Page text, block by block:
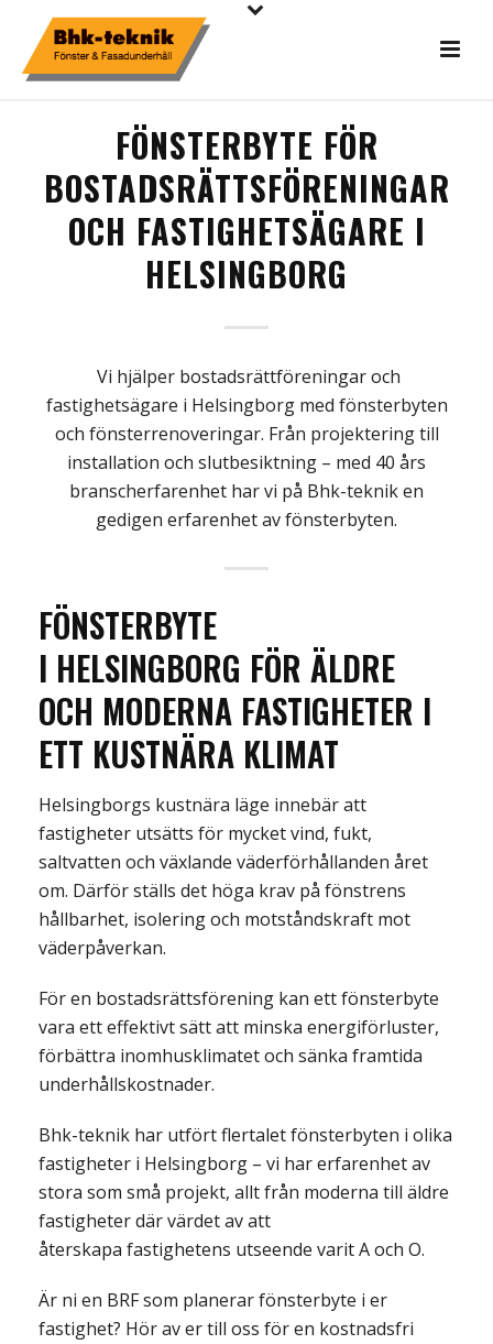
FÖNSTERBYTE FÖR
BOSTADSRÄTTSFÖRENINGAR
OCH FASTIGHETSÄGARE I
HELSINGBORG
Vi hjälper bostadsrättföreningar och
fastighetsägare i Helsingborg med fönsterbyten
och fönsterrenoveringar. Från projektering till
installation och slutbesiktning – med 40 års
branscherfarenhet har vi på Bhk-tekniken
gedigen erfarenhet av fönsterbyten.
FÖNSTERBYTE
I HELSINGBORG FÖR ÄLDRE
OCH MODERNA FASTIGHETER I
ETT KUSTNÄRA KLIMAT
Helsingborgs kustnära läge innebär att
fastigheter utsätts för mycket vind, fukt,
saltvatten och växlande väderförhållanden året
om. Därför ställs det höga krav på fönstrens
hållbarhet, isolering och motståndskraft mot
väderpåverkan.
För en bostadsrättsförening kan ett fönsterbyte
vara ett effektivt sätt att minska energiförluster,
förbättra inomhusklimatet och sänka framtida
underhållskostnader.
Bhk-teknik har utfört flertalet fönsterbyten i olika
fastigheter i Helsingborg – vi har erfarenhet av
stora som små projekt, allt från moderna till äldre
fastigheter där värdet av att
återskapa fastighetens utseende varit A och O.
Är ni en BRF som planerar fönsterbyte i er
fastighet? Hör av er till oss för en kostnadsfri